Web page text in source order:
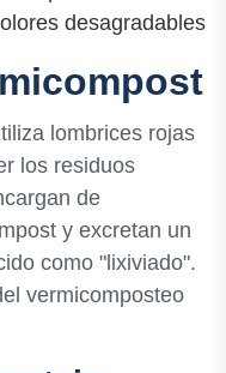
desagradables
lombrices rojas
los residuos
de
y excretan un
como "lixiviado".
vermicomposteo